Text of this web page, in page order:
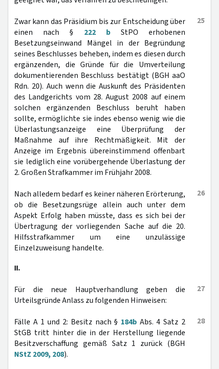
25
Zwar kann das Präsidium bis zur Entscheidung über
einen nach § 222 bStPO erhobenen
Besetzungseinwand Mängel in der Begründung
seines Beschlusses beheben, indem es diesen durch
ergänzenden, die Gründe für die Umverteilung
dokumentierenden Beschluss bestätigt (BGH aaO
Rdn. 20). Auch wenn die Auskunft des Präsidenten
des Landgerichts vom 28. August 2008 auf einem
solchen ergänzenden Beschluss beruht haben
sollte, ermöglichte sie indes ebenso wenig wie die
Überlastungsanzeige eine Überprüfung der
Maßnahme auf ihre Rechtmäßigkeit. Mit der
Anzeige im Ergebnis übereinstimmend offenbart
sie lediglich eine vorübergehende Überlastung der
2. Großen Strafkammer im Frühjahr 2008.
26
Nach alledem bedarf es keiner näheren Erörterung,
ob die Besetzungsrüge allein auch unter dem
Aspekt Erfolg haben müsste, dass es sich bei der
Übertragung der vorliegenden Sache auf die 20.
Hilfsstrafkammer um eine unzulässige
Einzelzuweisung handelte.
II.
27
Für die neue Hauptverhandlung geben die
Urteilsgründe Anlass zu folgenden Hinweisen:
28
Fälle A 1 und 2: Besitz nach § 184b Abs. 4 Satz 2
StGB tritt hinter die in der Herstellung liegende
Besitzverschaffung gemäß Satz 1 zurück (BGH
NStZ 2009, 208).